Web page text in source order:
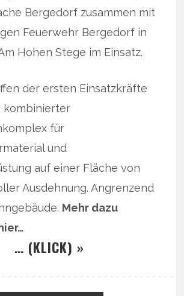
Bergedorf zusammen mit
Feuerwehr Bergedorf in
Hohen Stege im Einsatz.
der ersten Einsatzkräfte
kombinierter
für
und
auf einer Fläche von
Ausdehnung. Angrenzend
Mehr dazu
… (KLICK) »